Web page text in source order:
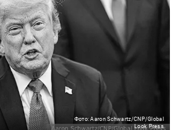
Фото: Aaron Schwartz/CNP/Global
Look Press